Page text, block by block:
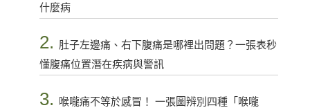
什麼病
2. 肚子左邊痛、右下腹痛是哪裡出問題？一張表秒
懂腹痛位置潛在疾病與警訊
3.
喉嚨痛不等於感冒！ 一張圖辨別四種「喉嚨